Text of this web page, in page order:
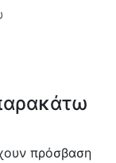
πρόσβαση